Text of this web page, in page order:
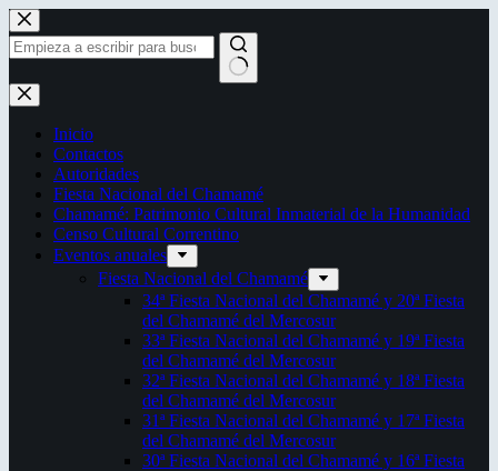
Saltar
al
contenido
Sin
resultados
Inicio
Contactos
Autoridades
Fiesta Nacional del Chamamé
Chamamé: Patrimonio Cultural Inmaterial de la Humanidad
Censo Cultural Correntino
Eventos anuales
Fiesta Nacional del Chamamé
34ª Fiesta Nacional del Chamamé y 20ª Fiesta
del Chamamé del Mercosur
33ª Fiesta Nacional del Chamamé y 19ª Fiesta
del Chamamé del Mercosur
32ª Fiesta Nacional del Chamamé y 18ª Fiesta
del Chamamé del Mercosur
31ª Fiesta Nacional del Chamamé y 17ª Fiesta
del Chamamé del Mercosur
30ª Fiesta Nacional del Chamamé y 16ª Fiesta